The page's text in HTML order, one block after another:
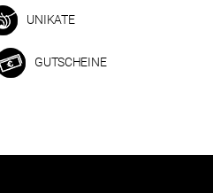
UNIKATE
GUTSCHEINE